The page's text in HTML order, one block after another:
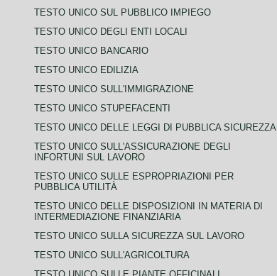
TESTO UNICO SUL PUBBLICO IMPIEGO
TESTO UNICO DEGLI ENTI LOCALI
TESTO UNICO BANCARIO
TESTO UNICO EDILIZIA
TESTO UNICO SULL'IMMIGRAZIONE
TESTO UNICO STUPEFACENTI
TESTO UNICO DELLE LEGGI DI PUBBLICA SICUREZZA
TESTO UNICO SULL'ASSICURAZIONE DEGLI
INFORTUNI SUL LAVORO
TESTO UNICO SULLE ESPROPRIAZIONI PER
PUBBLICA UTILITÀ
TESTO UNICO DELLE DISPOSIZIONI IN MATERIA DI
INTERMEDIAZIONE FINANZIARIA
TESTO UNICO SULLA SICUREZZA SUL LAVORO
TESTO UNICO SULL'AGRICOLTURA